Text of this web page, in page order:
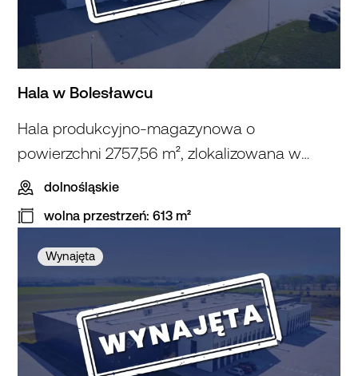
Hala w Bolesławcu
Hala produkcyjno-magazynowa o
powierzchni 2757,56 m², zlokalizowana w
Bolesławcu, w województwie dolnośląskim.
Obiekt przystosowany do celów
produkcyjnych i magazynowych.
dolnośląskie
wolna przestrzeń: 613 m²
Wynajęta